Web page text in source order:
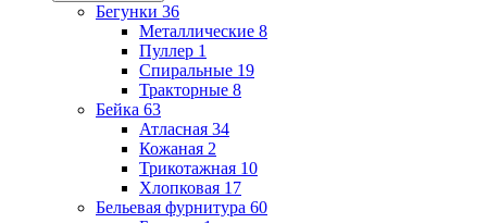
Бегунки 36
Металлические 8
Пуллер 1
Спиральные 19
Тракторные 8
Бейка 63
Атласная 34
Кожаная 2
Трикотажная 10
Хлопковая 17
Бельевая фурнитура 60